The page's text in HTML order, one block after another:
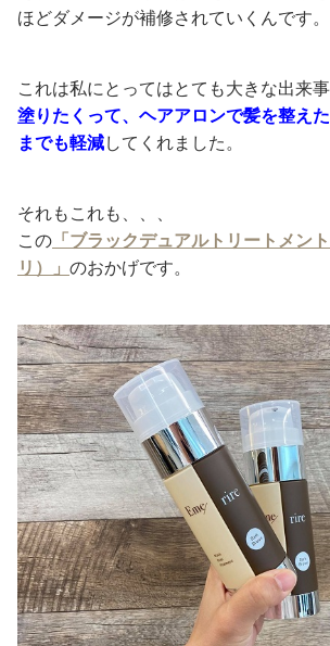
ほどダメージが補修されていくんです。
これは私にとってはとても大きな出来事
塗りたくって、ヘアアロンで髪を整え
までも軽減してくれました。
それもこれも、、、
この 「ブラックデュアルトリートメン
リ）」 のおかげです。